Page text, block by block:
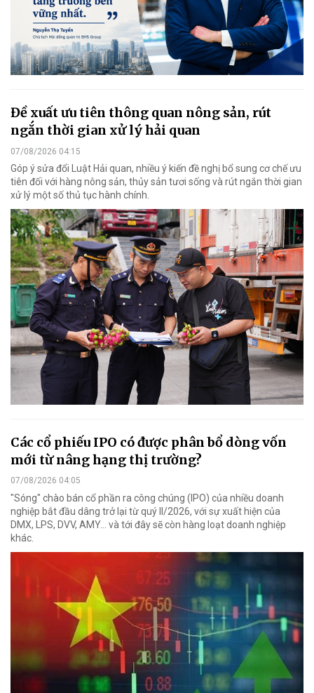
Đề xuất ưu tiên thông quan nông sản, rút
ngắn thời gian xử lý hải quan
07/08/2026 04:15
Góp ý sửa đổi Luật Hải quan, nhiều ý kiến đề nghị bổ sung cơ chế ưu
tiên đối với hàng nông sản, thủy sản tươi sống và rút ngắn thời gian
xử lý một số thủ tục hành chính.
Các cổ phiếu IPO có được phân bổ dòng vốn
mới từ nâng hạng thị trường?
07/08/2026 04:05
"Sóng" chào bán cổ phần ra công chúng (IPO) của nhiều doanh
nghiệp bắt đầu dâng trở lại từ quý II/2026, với sự xuất hiện của
DMX, LPS, DVV, AMY... và tới đây sẽ còn hàng loạt doanh nghiệp
khác.